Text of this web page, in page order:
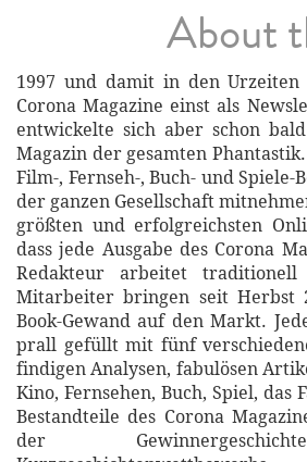
About
1997 und damit in den
Corona Magazine einst als
entwickelte sich aber schon
Magazin der gesamten
Film-, Fernseh-, Buch- und
der ganzen Gesellschaft
größten und erfolgreichsten
dass jede Ausgabe des Corona
Redakteur arbeitet
Mitarbeiter bringen seit Herbst
Book-Gewand auf den Markt.
prall gefüllt mit fünf
findigen Analysen, fabulösen
Kino, Fernsehen, Buch, Spiel, das
Bestandteile des Corona
der